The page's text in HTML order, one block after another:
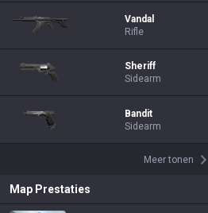
Vandal
Rifle
Sheriff
Sidearm
Bandit
Sidearm
Meer tonen
Map Prestaties